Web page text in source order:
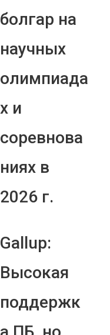
болгар на
научных
олимпиада
х и
соревнова
ниях в
2026 г.
Gallup:
Высокая
поддержк